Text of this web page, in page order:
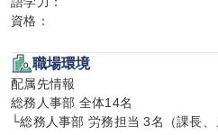
資格：
職場環境
配属先情報
総務人事部 全体14名
└総務人事部 労務担当 3名（課長、